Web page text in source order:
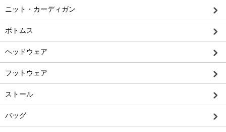
ニット・カーディガン
ボトムス
ヘッドウェア
フットウェア
ストール
バッグ